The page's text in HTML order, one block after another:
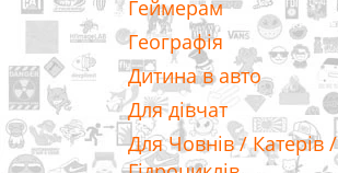
Геймерам
Географія
Дитина в авто
Для дівчат
Для Човнів / Катерів /